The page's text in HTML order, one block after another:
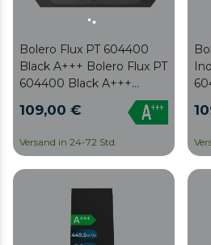
waschbare Filter, inklusive
optionaler Kohlefilter für
Umluftbetrieb.
Bolero Flux PT 604400
Black A+++ Bolero Flux PT
604400 Black A+++
Dunstabzugshaube, 60
Saugleistung,
Energieeffizienzklasse
A+++, unsichtbarer Touch-
Bedienung, Oberfläche in
Schwarz lackiert und
schwarzer Glasfront,
109,00 €
Versand in 24-72 Std.